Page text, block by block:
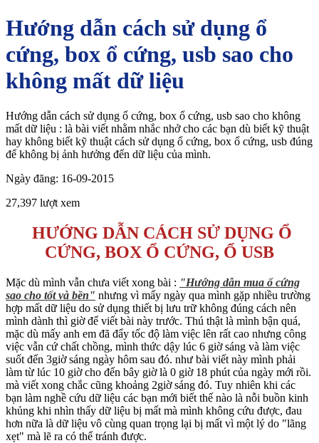
Hướng dẫn cách sử dụng ổ
cứng, box ổ cứng, usb sao cho
không mất dữ liệu
Hướng dẫn cách sử dụng ổ cứng, box ổ cứng, usb sao cho không
mất dữ liệu : là bài viết nhằm nhắc nhở cho các bạn dù biết kỹ thuật
hay không biết kỹ thuật cách sử dụng ổ cứng, box ổ cứng, usb đúng
để không bị ảnh hưởng đến dữ liệu của mình.
Ngày đăng: 16-09-2015
27,397 lượt xem
HƯỚNG DẪN CÁCH SỬ DỤNG Ổ
CỨNG, BOX Ổ CỨNG, Ổ USB
Mặc dù mình vẫn chưa viết xong bài : "Hướng dẫn mua ổ cứng
sao cho tốt và bền" nhưng vì mấy ngày qua mình gặp nhiều trường
hợp mất dữ liệu do sử dụng thiết bị lưu trữ không đúng cách nên
mình dành thì giờ để viết bài này trước. Thú thật là mình bận quá,
mặc dù mấy anh em đã đẩy tốc độ làm việc lên rất cao nhưng công
việc vẫn cứ chất chồng, mình thức dậy lúc 6 giờ sáng và làm việc
suốt đến 3giờ sáng ngày hôm sau đó. như bài viết này mình phải
làm từ lúc 10 giờ cho đến bây giờ là 0 giờ 18 phút của ngày mới rồi.
mà viết xong chắc cũng khoảng 2giờ sáng đó. Tuy nhiên khi các
bạn làm nghề cứu dữ liệu các bạn mới biết thế nào là nỗi buồn kinh
khủng khi nhìn thấy dữ liệu bị mất mà mình không cứu được, đau
hơn nữa là dữ liệu vô cùng quan trọng lại bị mất vì một lý do "lãng
xẹt" mà lẽ ra có thể tránh được.